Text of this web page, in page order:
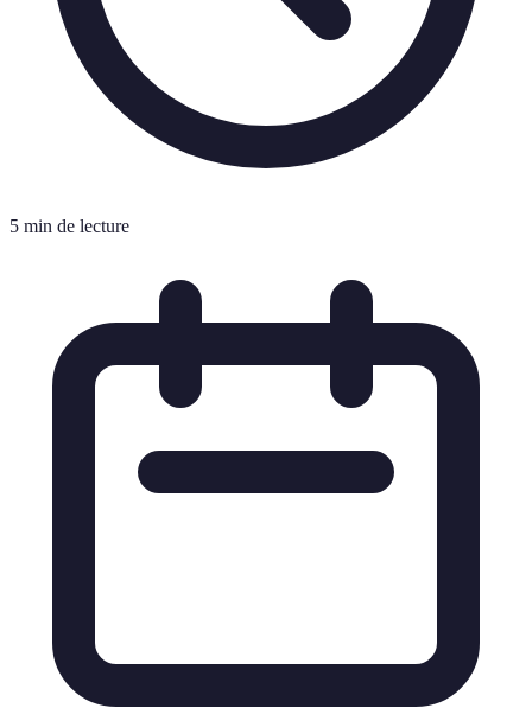
5 min de lecture